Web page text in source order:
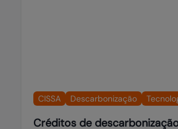
CISSA Descarbonização
Créditos de